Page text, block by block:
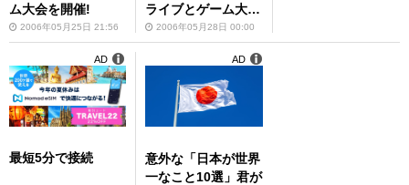
ム大会を開催!
2006年05月25日 21:56
ライブとゲーム大会
で会場は大興奮!
2006年05月28日 00:00
最短5分で接続
AD
意外な「日本が世界
一なこと10選」君が
AD